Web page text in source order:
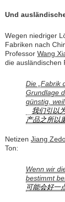
Und
Wegen niedriger
Fabriken nach
Professor Wang
die ausländischen
Die „Fabrik
Grundlage
günstig,
我们引以
产品之所以
Netizen Jiang
Ton:
Wenn wir
bestimmt
可能会好一